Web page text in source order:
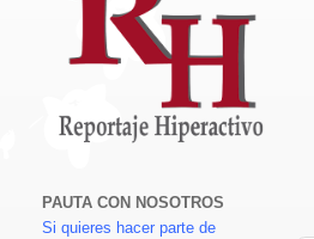
PAUTA CON NOSOTROS
Si quieres hacer parte de